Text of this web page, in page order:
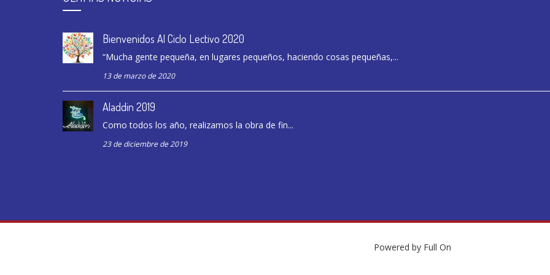
Bienvenidos Al Ciclo Lectivo 2020
“Mucha gente pequeña, en lugares pequeños, haciendo cosas pequeñas,...
13 de marzo de 2020
Aladdin 2019
Como todos los año, realizamos la obra de fin...
23 de diciembre de 2019
Powered by Full On